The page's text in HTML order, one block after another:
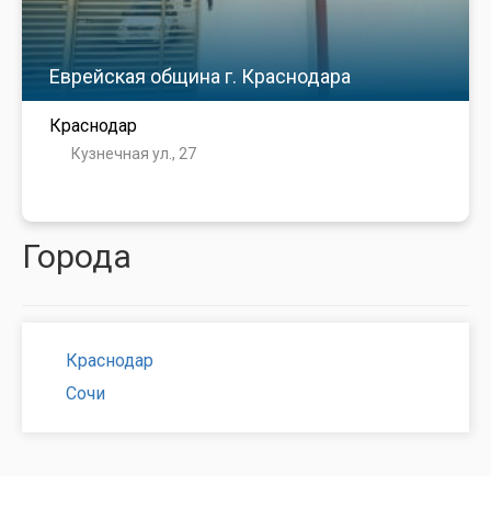
Еврейская община г. Краснодара
Краснодар
Кузнечная ул., 27
Города
Краснодар
Сочи